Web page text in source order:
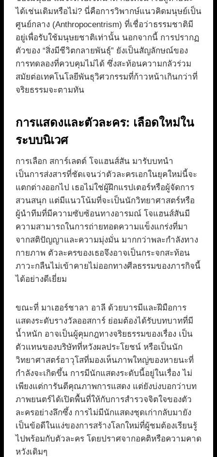
ได้เช่นเดิมหรือไม่? นี่คือการวิพากษ์แนวคิดมนุษย์เป็น
ศูนย์กลาง (Anthropocentrism) ที่เชื่อว่าธรรมชาติมี
อยู่เพื่อรับใช้มนุษยชาติเท่านั้น นอกจากนี้ การปรากฏ
ตัวของ “สิ่งมีชีวิตกลายพันธุ์” ยังเป็นสัญลักษณ์ของ
การทดลองที่ควบคุมไม่ได้ ซึ่งสะท้อนความกลัวร่วม
สมัยต่อเทคโนโลยีพันธุวิศวกรรมที่ก้าวหน้าเกินกว่าที่
จริยธรรมจะตามทัน
การแสดงและตัวละคร: เลือดใหม่ใน
ระบบนิเวศ
การเลือก สการ์เลตต์ โจแฮนส์สัน มารับบทนำ
เป็นการส่งสารที่ชัดเจนว่าตัวละครเอกในยุคใหม่นี้จะ
แตกต่างออกไป เธอไม่ใช่ผู้ฝึกแรปเตอร์หรือผู้จัดการ
สวนสนุก แต่มีแนวโน้มที่จะเป็นนักวิทยาศาสตร์หรือ
ผู้นำทีมที่มีความซับซ้อนทางอารมณ์ โจแฮนส์สันมี
ความสามารถในการถ่ายทอดความแข็งแกร่งที่มา
จากสติปัญญาและความมุ่งมั่น มากกว่าพละกำลังทาง
กายภาพ ตัวละครของเธอจึงอาจเป็นกระจกสะท้อน
ภาวะกลืนไม่เข้าคายไม่ออกทางศีลธรรมของภารกิจนี้
ได้อย่างดีเยี่ยม
ขณะที่ มาเฮอร์ชาลา อาลี ด้วยบารมีและฝีมือการ
แสดงระดับรางวัลออสการ์ ย่อมต้องได้รับบทบาทที่มี
น้ำหนัก อาจเป็นผู้คุมกฎทางจริยธรรมของเรื่อง เป็น
ตัวแทนของบริษัทที่หวังผลประโยชน์ หรือเป็นนัก
วิทยาศาสตร์อาวุโสที่มองเห็นภาพใหญ่ของหายนะที่
กำลังจะเกิดขึ้น การมีนักแสดงระดับนี้อยู่ในเรื่อง ไม่
เพียงแต่การันตีคุณภาพการแสดง แต่ยังบ่งบอกว่าบท
ภาพยนตร์ได้เปิดพื้นที่ให้กับการสำรวจจิตใจของตัว
ละครอย่างลึกซึ้ง การไม่มีนักแสดงชุดเก่ากลับมายัง
เป็นข้อดีในแง่ของการสร้างโลกใหม่ที่ผู้ชมต้องเรียนรู้
ไปพร้อมกับตัวละคร โดยปราศจากอคติหรือความคาด
หวังเดิมๆ